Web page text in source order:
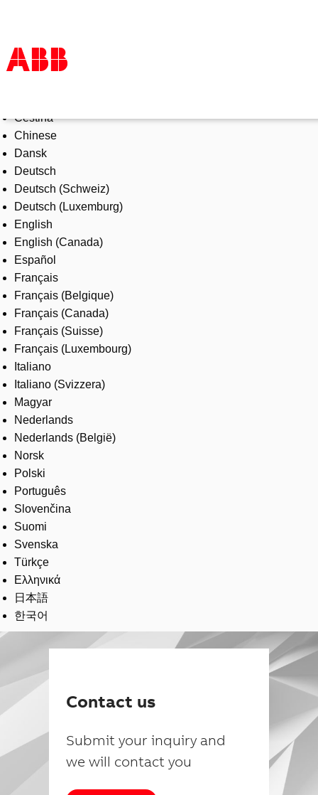
Products & Solutions
Industries
Services
About us
Where to buy
Contact us
Careers
Čeština
Chinese
Dansk
Deutsch
Deutsch (Schweiz)
Deutsch (Luxemburg)
English
English (Canada)
Español
Français
Français (Belgique)
Français (Canada)
Français (Suisse)
Français (Luxembourg)
Italiano
Italiano (Svizzera)
Magyar
Nederlands
Nederlands (België)
Norsk
Polski
Português
Slovenčina
Suomi
Svenska
Türkçe
Ελληνικά
日本語
한국어
Contact us
Submit your inquiry and
we will contact you